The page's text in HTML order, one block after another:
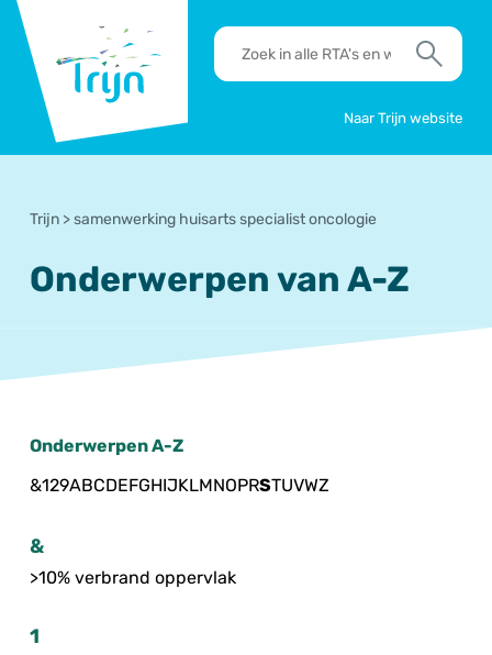
Trijn
RTA's
en
Zoek
Naar Trijn website
Trijn >samenwerking huisarts specialist oncologie
Onderwerpen van A-Z
Onderwerpen A-Z
&129ABCDEFGHIJKLMNOPRSTUVWZ
&
>10% verbrand oppervlak
1